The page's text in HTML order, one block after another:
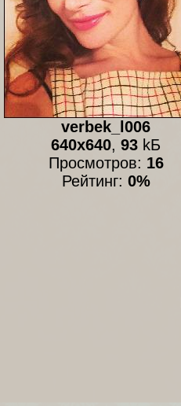
verbek_l006
640x640, 93 kБ
Просмотров: 16
Рейтинг: 0%